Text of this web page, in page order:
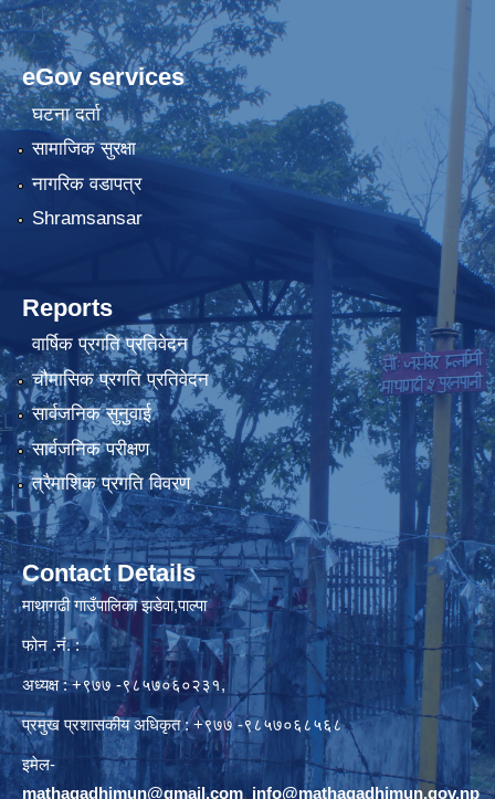
eGov services
घटना दर्ता
सामाजिक सुरक्षा
नागरिक वडापत्र
Shramsansar
Reports
वार्षिक प्रगति प्रतिवेदन
चौमासिक प्रगति प्रतिवेदन
सार्वजनिक सुनुवाई
सार्वजनिक परीक्षण
त्रैमाशिक प्रगति विवरण
Contact Details
माथागढी गाउँपालिका झडेवा,पाल्पा
फोन .नं. :
अध्यक्ष : +९७७ -९८५७०६०२३१,
प्रमुख प्रशासकीय अधिकृत : +९७७ -९८५७०६८५६८
इमेल-
mathagadhimun@gmail.com, info@mathagadhimun.gov.np